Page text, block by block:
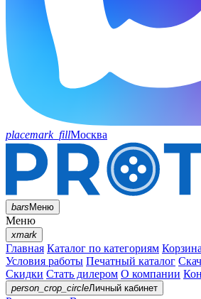
placemark_fillМосква
barsМеню
Меню
xmark
Главная Каталог по категориям Корзина
Условия работы Печатный каталог
Скидки Стать дилером О компании
person_crop_circleЛичный кабинет